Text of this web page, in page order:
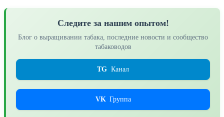
Следите за нашим опытом!
Блог о выращивании табака, последние новости и сообщество
табаководов
TG Канал
VK Группа